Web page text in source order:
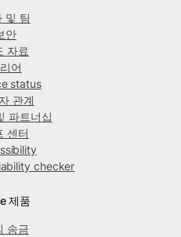
및 팀
안
자료
어
status
관계
파트너십
센터
checker
제품
송금